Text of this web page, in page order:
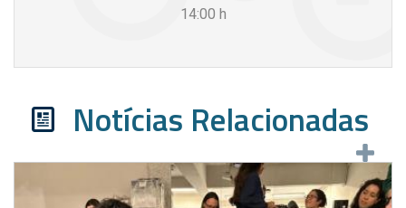
14:00 h
Notícias Relacionadas